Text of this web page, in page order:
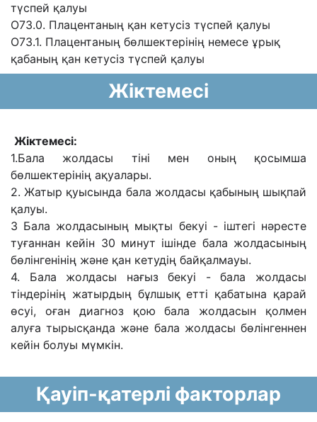
түспей қалуы
О73.0. Плацентаның қан кетусіз түспей қалуы
О73.1. Плацентаның бөлшектерінің немесе ұрық
қабаның қан кетусіз түспей қалуы
Жіктемесі
Жіктемесі:
1.Бала жолдасы тіні мен оның қосымша
бөлшектерінің ақуалары.
2. Жатыр қуысында бала жолдасы қабының шықпай
қалуы.
3 Бала жолдасының мықты бекуі - іштегі нәресте
туғаннан кейін 30 минут ішінде бала жолдасының
бөлінгенінің және қан кетудің байқалмауы.
4. Бала жолдасы нағыз бекуі - бала жолдасы
тіндерінің жатырдың бұлшық етті қабатына қарай
өсуі, оған диагноз қою бала жолдасын қолмен
алуға тырысқанда және бала жолдасы бөлінгеннен
кейін болуы мүмкін.
Қауіп-қатерлі факторлар